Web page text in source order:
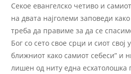
Секое евангелско четиво и
на двата најголеми заповеди
треба да правиме за да се
Бог со сето свое срци и сиот свој
ближниот како самиот себеси” и
лишен од ниту една есхатолошка